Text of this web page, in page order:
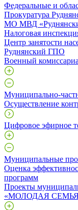
Федеральные и
Прокуратура
МО МВД
Налоговая
Центр занятости
Руднянский ГПО
Военный
Муниципально-
Осуществление
Цифровое эфирное
Муниципальные
Оценка
программ
Проекты
«МОЛОДАЯ